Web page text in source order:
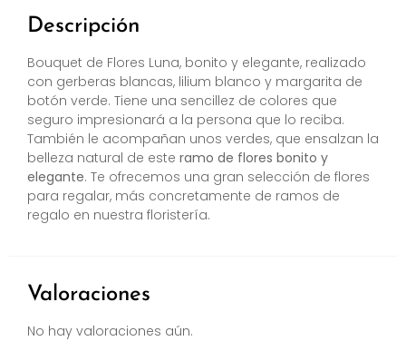
Descripción
Bouquet de Flores Luna, bonito y elegante, realizado
con gerberas blancas, lilium blanco y margarita de
botón verde. Tiene una sencillez de colores que
seguro impresionará a la persona que lo reciba.
También le acompañan unos verdes, que ensalzan la
belleza natural de este ramo de flores bonito y
elegante. Te ofrecemos una gran selección de flores
para regalar, más concretamente de ramos de
regalo en nuestra floristería.
Valoraciones
No hay valoraciones aún.